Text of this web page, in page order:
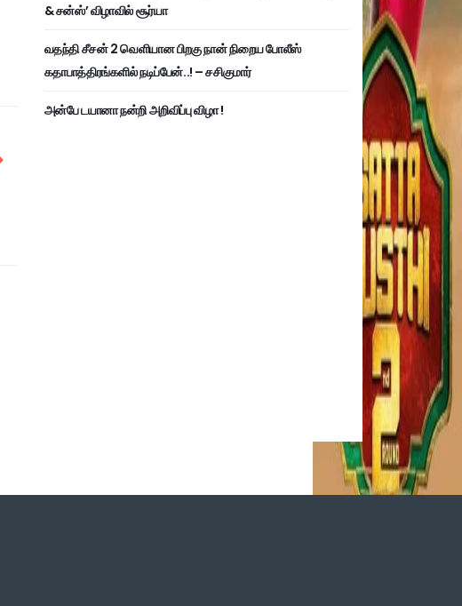
& சன்ஸ்’ விழாவில் சூர்யா
வதந்தி சீசன் 2 வெளியான பிறகு நான் நிறைய போலீஸ்
கதாபாத்திரங்களில் நடிப்பேன்..! – சசிகுமார்
அன்பே டயானா நன்றி அறிவிப்பு விழா !